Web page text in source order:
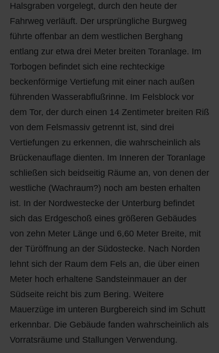
Halsgraben vorgelegt, durch den heute der
Fahrweg verläuft. Der ursprüngliche Burgweg
führte offenbar an dem westlichen Berghang
entlang zur etwa drei Meter breiten Toranlage. Im
Torbogen befindet sich eine rechteckige
beckenförmige Vertiefung mit einer nach außen
führenden Wasserabflußrinne. Im Felsblock vor
dem Tor, der durch einen 14 Zentimeter breiten Riß
von dem Felsmassiv getrennt ist, sind drei
Vertiefungen zu erkennen, die wahrscheinlich als
Brückenauflage dienten. Im Inneren der Toranlage
schließen sich beidseitig Räume an, von denen der
westliche (Wachraum?) noch am besten erhalten
ist. In der Nordwestecke der Unterburg befindet
sich das Erdgeschoß eines größeren Gebäudes
von zehn Meter Länge und 6,60 Meter Breite, mit
der Türöffnung an der Südostecke. Nach Norden
lehnt sich der Raum dem Fels an, die über einen
Meter hoch erhaltene Sandsteinmauer an der
Südseite reicht bis zum Bering. Weitere
Mauerzüge im unteren Burgbereich sind im Schutt
erkennbar. Die Gebäude fanden wahrscheinlich als
Vorratsräume und Stallungen Verwendung.